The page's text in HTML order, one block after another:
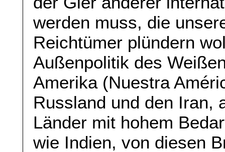
werden muss, die
Reichtümer plündern
Außenpolitik des
Amerika (Nuestra
Russland und den Iran,
Länder mit hohem
wie Indien, von diesen